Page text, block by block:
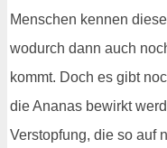
Menschen kennen
wodurch dann auch
kommt. Doch es gibt
die Ananas bewirkt
Verstopfung, die so auf